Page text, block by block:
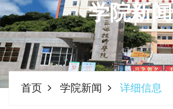
学院新闻
首页 学院新闻 详细信息